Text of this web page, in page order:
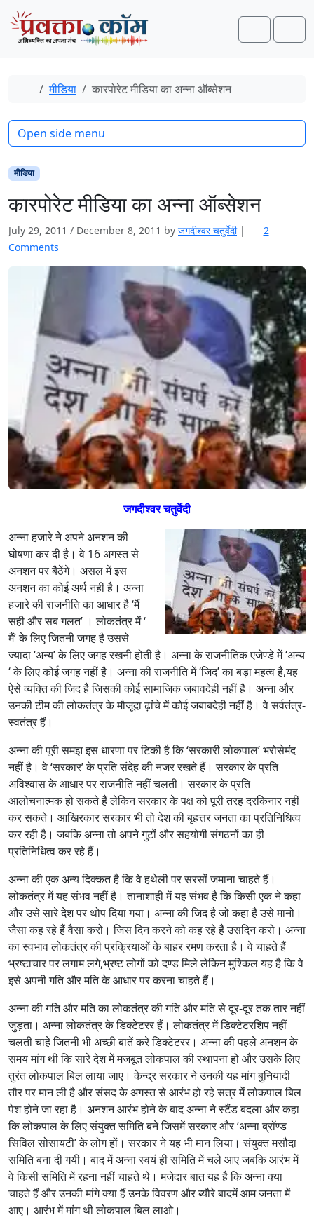
Skip to content
Skip to footer
Search
Home
मीडिया कारपोरेट मीडिया का अन्ना ऑब्‍सेशन
मीडिया
कारपोरेट मीडिया का अन्ना ऑब्‍सेशन
July 29, 2011 / December 8, 2011 by जगदीश्‍वर चतुर्वेदी |
2
Comments
ट
डि
या
का
अ
न्ना
ऑ
ब्‍से
न
जगदीश्‍वर चतुर्वेदी
अन्ना हजारे ने अपने अनशन की
घोषणा कर दी है। वे 16 अगस्त से
अनशन पर बैठेंगे। असल में इस
अनशन का कोई अर्थ नहीं है। अन्ना
हजारे की राजनीति का आधार है ‘मैं
सही और सब गलत’ । लोकतंत्र में ‘
मैं’ के लिए जितनी जगह है उससे
ज्यादा ‘अन्य’ के लिए जगह रखनी होती है। अन्ना के राजनीतिक एजेण्डे में ‘अन्य
‘ के लिए कोई जगह नहीं है। अन्ना की राजनीति में ‘जिद’ का बड़ा महत्व है,यह
ऐसे व्यक्ति की जिद है जिसकी कोई सामाजिक जबावदेही नहीं है। अन्ना और
उनकी टीम की लोकतंत्र के मौजूदा ढ़ांचे में कोई जबाबदेही नहीं है। वे सर्वतंत्र-
स्वतंत्र हैं।
अन्ना की पूरी समझ इस धारणा पर टिकी है कि ‘सरकारी लोकपाल’ भरोसेमंद
नहीं है। वे ‘सरकार’ के प्रति संदेह की नजर रखते हैं। सरकार के प्रति
अविश्वास के आधार पर राजनीति नहीं चलती। सरकार के प्रति
आलोचनात्मक हो सकते हैं लेकिन सरकार के पक्ष को पूरी तरह दरकिनार नहीं
कर सकते। आखिरकार सरकार भी तो देश की बृहत्तर जनता का प्रतिनिधित्व
कर रही है। जबकि अन्ना तो अपने गुटों और सहयोगी संगठनों का ही
प्रतिनिधित्व कर रहे हैं।
अन्ना की एक अन्य दिक्कत है कि वे हथेली पर सरसों जमाना चाहते हैं।
लोकतंत्र में यह संभव नहीं है। तानाशाही में यह संभव है कि किसी एक ने कहा
और उसे सारे देश पर थोप दिया गया। अन्ना की जिद है जो कहा है उसे मानो।
जैसा कह रहे हैं वैसा करो। जिस दिन करने को कह रहे हैं उसदिन करो। अन्ना
का स्वभाव लोकतंत्र की प्रक्रियाओं के बाहर रमण करता है। वे चाहते हैं
भ्रष्टाचार पर लगाम लगे,भ्रष्ट लोगों को दण्ड मिले लेकिन मुश्किल यह है कि वे
इसे अपनी गति और मति के आधार पर करना चाहते हैं।
अन्ना की गति और मति का लोकतंत्र की गति और मति से दूर-दूर तक तार नहीं
जुड़ता। अन्ना लोकतंत्र के डिक्टेटरर हैं। लोकतंत्र में डिक्टेटरशिप नहीं
चलती चाहे जितनी भी अच्छी बातें करे डिक्टेटरर। अन्ना की पहले अनशन के
समय मांग थी कि सारे देश में मजबूत लोकपाल की स्थापना हो और उसके लिए
तुरंत लोकपाल बिल लाया जाए। केन्द्र सरकार ने उनकी यह मांग बुनियादी
तौर पर मान ली है और संसद के अगस्त से आरंभ हो रहे सत्र में लोकपाल बिल
पेश होने जा रहा है। अनशन आरंभ होने के बाद अन्ना ने स्टैंड बदला और कहा
कि लोकपाल के लिए संयुक्त समिति बने जिसमें सरकार और ‘अन्ना ब्रॉण्ड
सिविल सोसायटी’ के लोग हों। सरकार ने यह भी मान लिया। संयुक्त मसौदा
समिति बना दी गयी। बाद में अन्ना स्वयं ही समिति में चले आए जबकि आरंभ में
वे किसी समिति में रहना नहीं चाहते थे। मजेदार बात यह है कि अन्ना क्या
चाहते हैं और उनकी मांगे क्या हैं उनके विवरण और ब्यौरे बादमें आम जनता में
आए। आरंभ में मांग थी लोकपाल बिल लाओ।
Open side menu